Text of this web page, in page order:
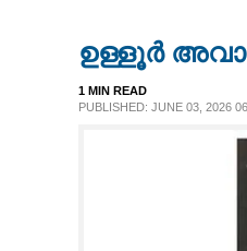
NEWS 360ഉള്ളൂർ
1 MIN READ
PUBLISHED: JUNE 03, 2026